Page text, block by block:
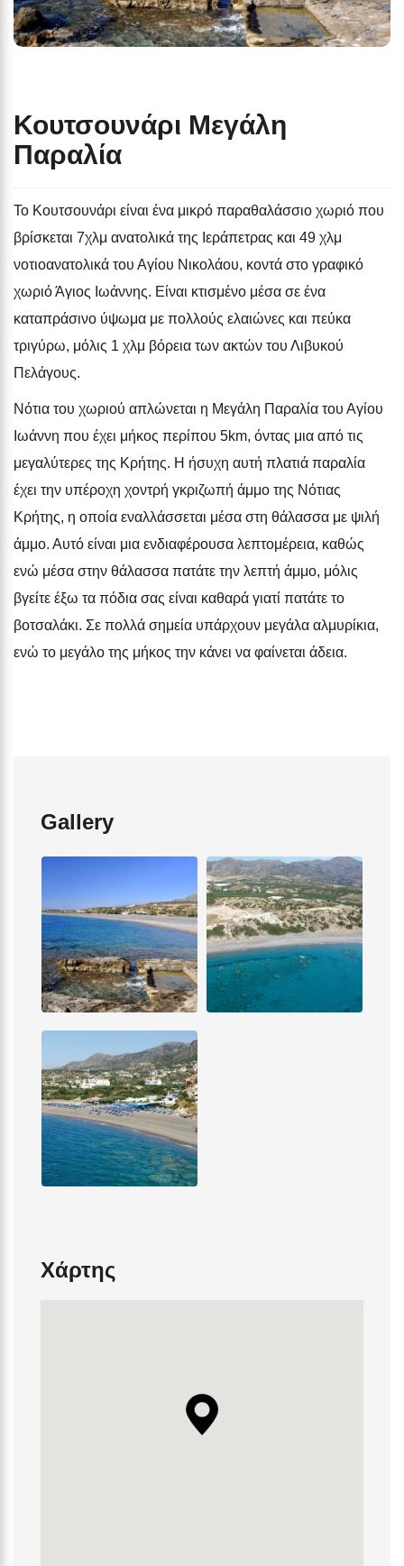
Κουτσουνάρι Μεγάλη
Παραλία
Το Κουτσουνάρι είναι ένα μικρό παραθαλάσσιο χωριό που
βρίσκεται 7χλμ ανατολικά της Ιεράπετρας και 49 χλμ
νοτιοανατολικά του Αγίου Νικολάου, κοντά στο γραφικό
χωριό Άγιος Ιωάννης. Είναι κτισμένο μέσα σε ένα
καταπράσινο ύψωμα με πολλούς ελαιώνες και πεύκα
τριγύρω, μόλις 1 χλμ βόρεια των ακτών του Λιβυκού
Πελάγους.
Νότια του χωριού απλώνεται η Μεγάλη Παραλία του Αγίου
Ιωάννη που έχει μήκος περίπου 5km, όντας μια από τις
μεγαλύτερες της Κρήτης. Η ήσυχη αυτή πλατιά παραλία
έχει την υπέροχη χοντρή γκριζωπή άμμο της Νότιας
Κρήτης, η οποία εναλλάσσεται μέσα στη θάλασσα με ψιλή
άμμο. Αυτό είναι μια ενδιαφέρουσα λεπτομέρεια, καθώς
ενώ μέσα στην θάλασσα πατάτε την λεπτή άμμο, μόλις
βγείτε έξω τα πόδια σας είναι καθαρά γιατί πατάτε το
βοτσαλάκι. Σε πολλά σημεία υπάρχουν μεγάλα αλμυρίκια,
ενώ το μεγάλο της μήκος την κάνει να φαίνεται άδεια.
Gallery
Χάρτης